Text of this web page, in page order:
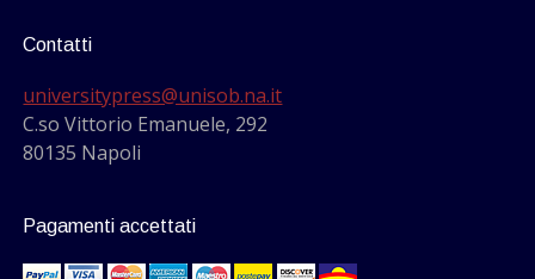
Contatti
universitypress@unisob.na.it
C.so Vittorio Emanuele, 292
80135 Napoli
Pagamenti accettati